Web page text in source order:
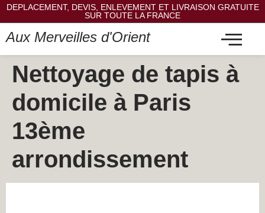
DEPLACEMENT, DEVIS, ENLEVEMENT ET LIVRAISON GRATUITE
SUR TOUTE LA FRANCE
Aux Merveilles d'Orient
Nettoyage de tapis à
domicile à Paris
13ème
arrondissement